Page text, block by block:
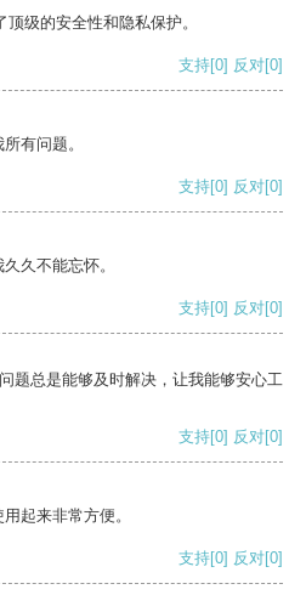
级的安全性和隐私保护。
支持[0] 反对[0]
有问题。
支持[0] 反对[0]
久不能忘怀。
支持[0] 反对[0]
题总是能够及时解决，让我能够安心工
支持[0] 反对[0]
起来非常方便。
支持[0] 反对[0]